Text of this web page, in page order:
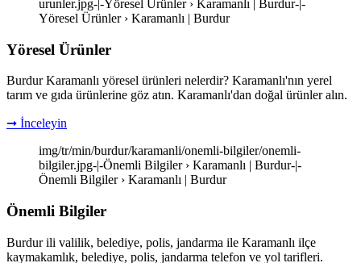
urunler.jpg-|-Yöresel Ürünler › Karamanlı | Burdur-|-
Yöresel Ürünler › Karamanlı | Burdur
Yöresel Ürünler
Burdur Karamanlı yöresel ürünleri nelerdir? Karamanlı'nın yerel
tarım ve gıda ürünlerine göz atın. Karamanlı'dan doğal ürünler alın.
➞ İnceleyin
img/tr/min/burdur/karamanli/onemli-bilgiler/onemli-
bilgiler.jpg-|-Önemli Bilgiler › Karamanlı | Burdur-|-
Önemli Bilgiler › Karamanlı | Burdur
Önemli Bilgiler
Burdur ili valilik, belediye, polis, jandarma ile Karamanlı ilçe
kaymakamlık, belediye, polis, jandarma telefon ve yol tarifleri.